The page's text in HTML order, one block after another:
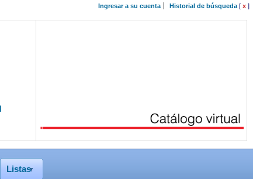
Ingresar a su cuenta Historial de búsqueda[ x ]
Listas